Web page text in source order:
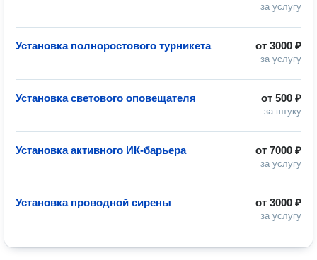
за услугу
от 3000 ₽
за услугу
Установка полноростового турникета
от 500 ₽
за штуку
Установка светового оповещателя
от 7000 ₽
за услугу
Установка активного ИК-барьера
от 3000 ₽
за услугу
Установка проводной сирены